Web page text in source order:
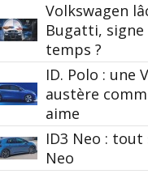
Volkswagen
Bugatti, signe
temps ?
ID. Polo : une
austère
aime
ID3 Neo : tout
Neo